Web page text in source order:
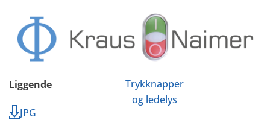
Trykknapper
og ledelys
Liggende
JPG